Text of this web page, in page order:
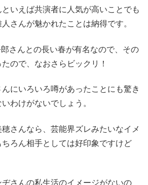
いえば共演者に人気が高いことでも
さんが魅かれたことは納得です。
さんとの長い春が有名なので、その
ので、なおさらビックリ！
にいろいろ噂があったことにも驚き
わけがないでしょう。
さんなら、芸能界ズレみたいなイメ
ろん相手としては好印象ですけど
さんの私生活のイメージがないの